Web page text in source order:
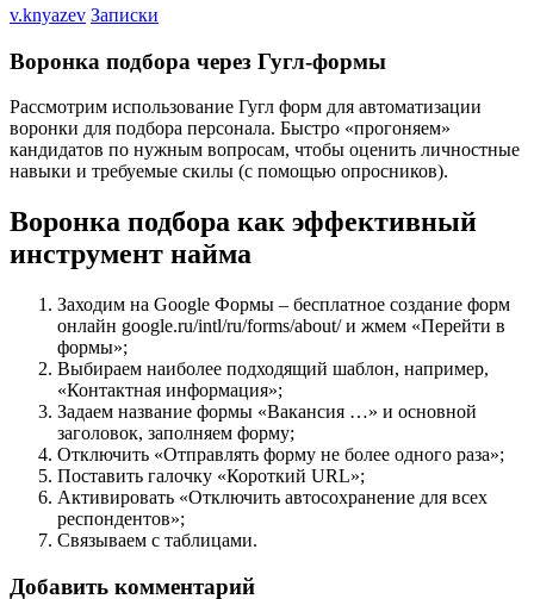
v.knyazev Записки
Воронка подбора через Гугл-формы
Рассмотрим использование Гугл форм для автоматизации
воронки для подбора персонала. Быстро «прогоняем»
кандидатов по нужным вопросам, чтобы оценить личностные
навыки и требуемые скилы (с помощью опросников).
Воронка подбора как эффективный
инструмент найма
Заходим на Google Формы – бесплатное создание форм
онлайн google.ru/intl/ru/forms/about/ и жмем «Перейти в
формы»;
Выбираем наиболее подходящий шаблон, например,
«Контактная информация»;
Задаем название формы «Вакансия …» и основной
заголовок, заполняем форму;
Отключить «Отправлять форму не более одного раза»;
Поставить галочку «Короткий URL»;
Активировать «Отключить автосохранение для всех
респондентов»;
Связываем с таблицами.
Добавить комментарий